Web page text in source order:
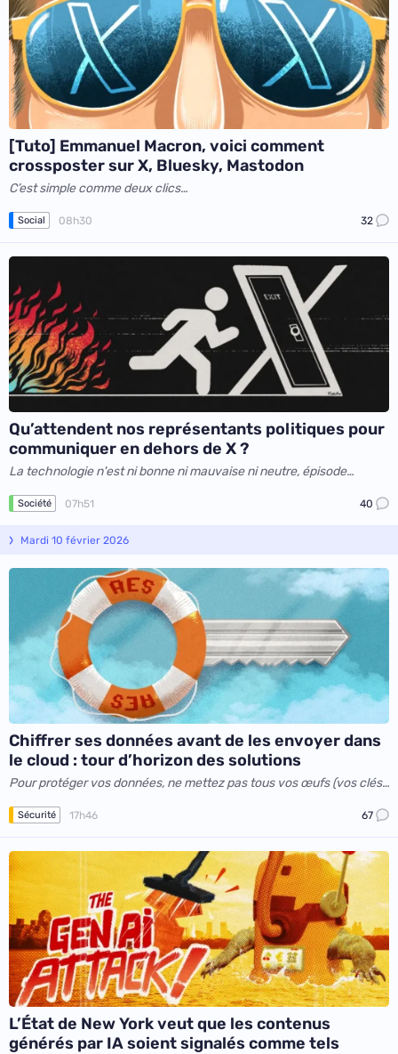
[Tuto] Emmanuel Macron, voici comment
crossposter sur X, Bluesky, Mastodon
C’est simple comme deux clics…
Social 08h30 32
Qu’attendent nos représentants politiques pour
communiquer en dehors de X ?
La technologie n'est ni bonne ni mauvaise ni neutre, épisode
Société 07h51 40
Mardi 10 février 2026
Chiffrer ses données avant de les envoyer dans
le cloud : tour d’horizon des solutions
Pour protéger vos données, ne mettez pas tous vos œufs (vos clés)
Sécurité 17h46 67
L’État de New York veut que les contenus
générés par IA soient signalés comme tels